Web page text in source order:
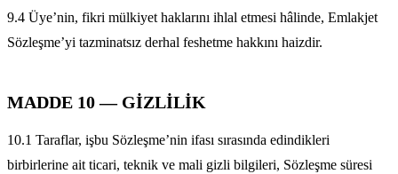
9.4 Üye’nin, fikri mülkiyet haklarını ihlal etmesi hâlinde, Emlakjet
Sözleşme’yi tazminatsız derhal feshetme hakkını haizdir.
MADDE 10 — GİZLİLİK
10.1 Taraflar, işbu Sözleşme’nin ifası sırasında edindikleri
birbirlerine ait ticari, teknik ve mali gizli bilgileri, Sözleşme süresi